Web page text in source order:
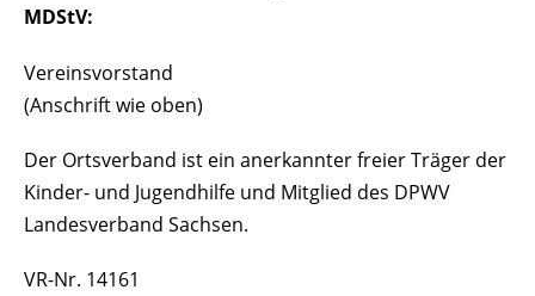
MDStV:
Vereinsvorstand
(Anschrift wie oben)
Der Ortsverband ist ein anerkannter freier Träger der
Kinder- und Jugendhilfe und Mitglied des DPWV
Landesverband Sachsen.
VR-Nr. 14161